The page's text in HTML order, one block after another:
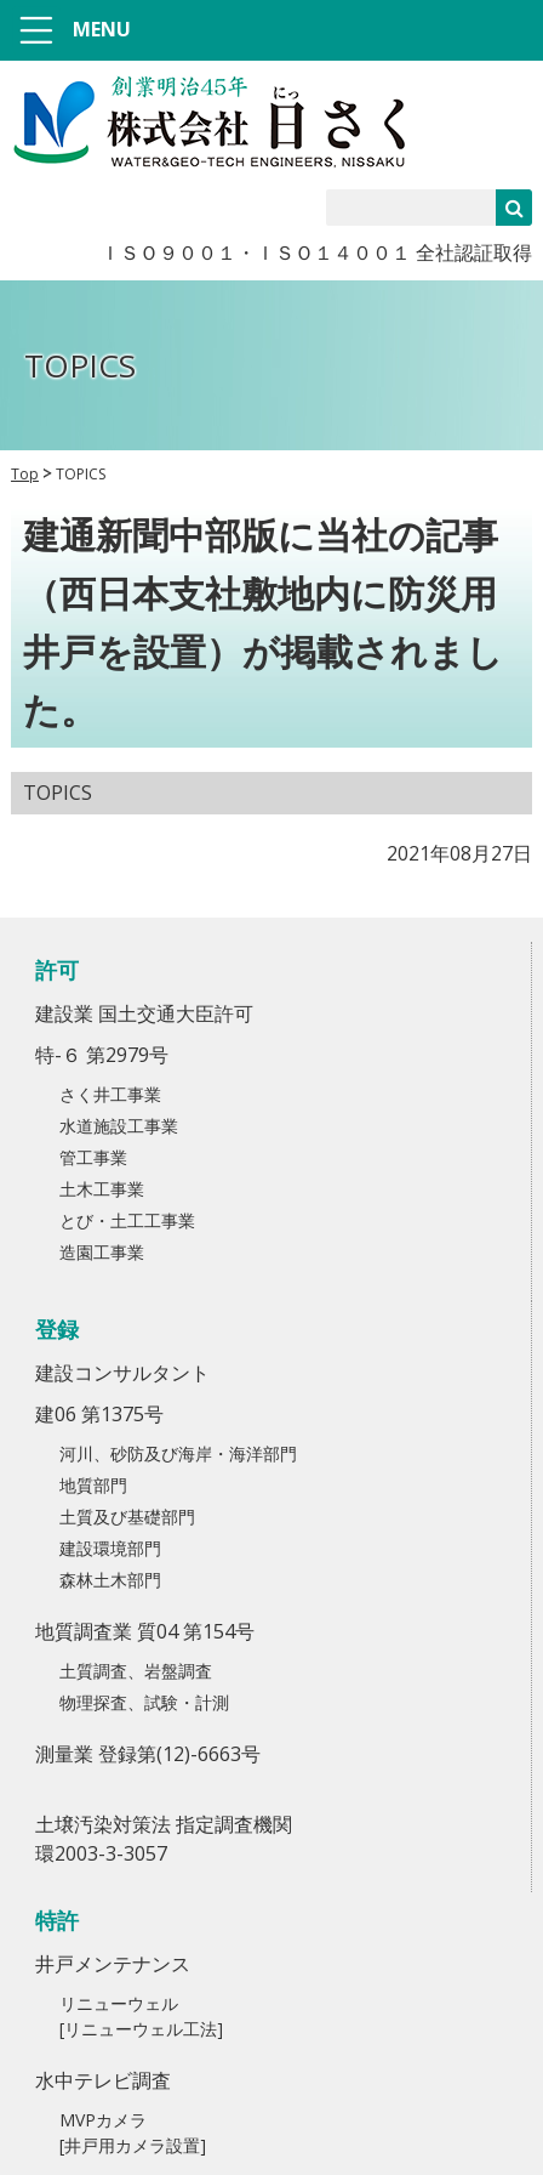
ＩＳＯ９００１・ＩＳＯ１４００１ 全社認証取得
MENU
TOPICS
Top TOPICS
建通新聞中部版に当社の記事
（西日本支社敷地内に防災用
井戸を設置）が掲載されまし
た。
TOPICS
2021年08月27日
許可
建設業 国土交通大臣許可
特-６ 第2979号
さく井工事業
水道施設工事業
管工事業
土木工事業
とび・土工工事業
造園工事業
登録
建設コンサルタント
建06 第1375号
河川、砂防及び海岸・海洋部門
地質部門
土質及び基礎部門
建設環境部門
森林土木部門
地質調査業 質04 第154号
土質調査、岩盤調査
物理探査、試験・計測
測量業 登録第(12)-6663号
土壌汚染対策法 指定調査機関
環2003-3-3057
特許
井戸メンテナンス
リニューウェル
[リニューウェル工法]
水中テレビ調査
MVPカメラ
[井戸用カメラ設置]